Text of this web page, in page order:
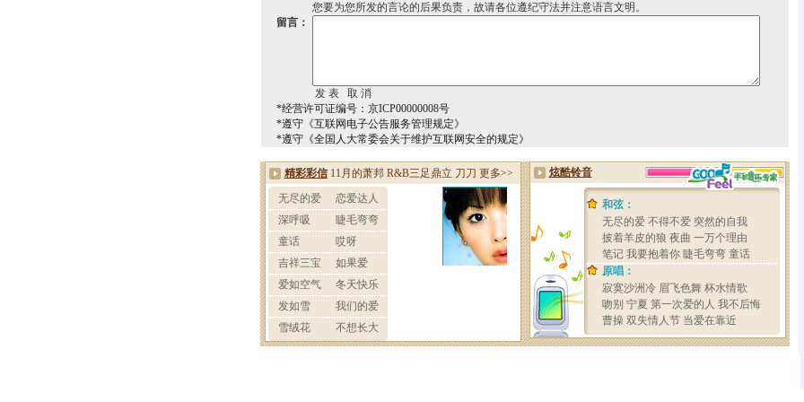
您要为您所发的言论的后果负责，故请各位遵纪守法并注意语言文明。
留言：
*经营许可证编号：京ICP00000008号
*遵守《互联网电子公告服务管理规定》
*遵守《全国人大常委会关于维护互联网安全的规定》